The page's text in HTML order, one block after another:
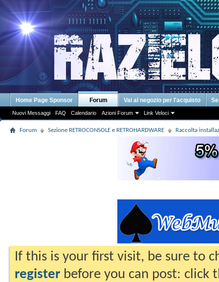
Home Page Sponsor Forum
Nuovi Messaggi FAQ Calendario Azioni Forum Link Veloci
Vai al negozio per l'acquisto
Forum Sezione RETROCONSOLE e RETROHARDWARE Raccolta
If this is your first visit, be sure to
register before you can post: click